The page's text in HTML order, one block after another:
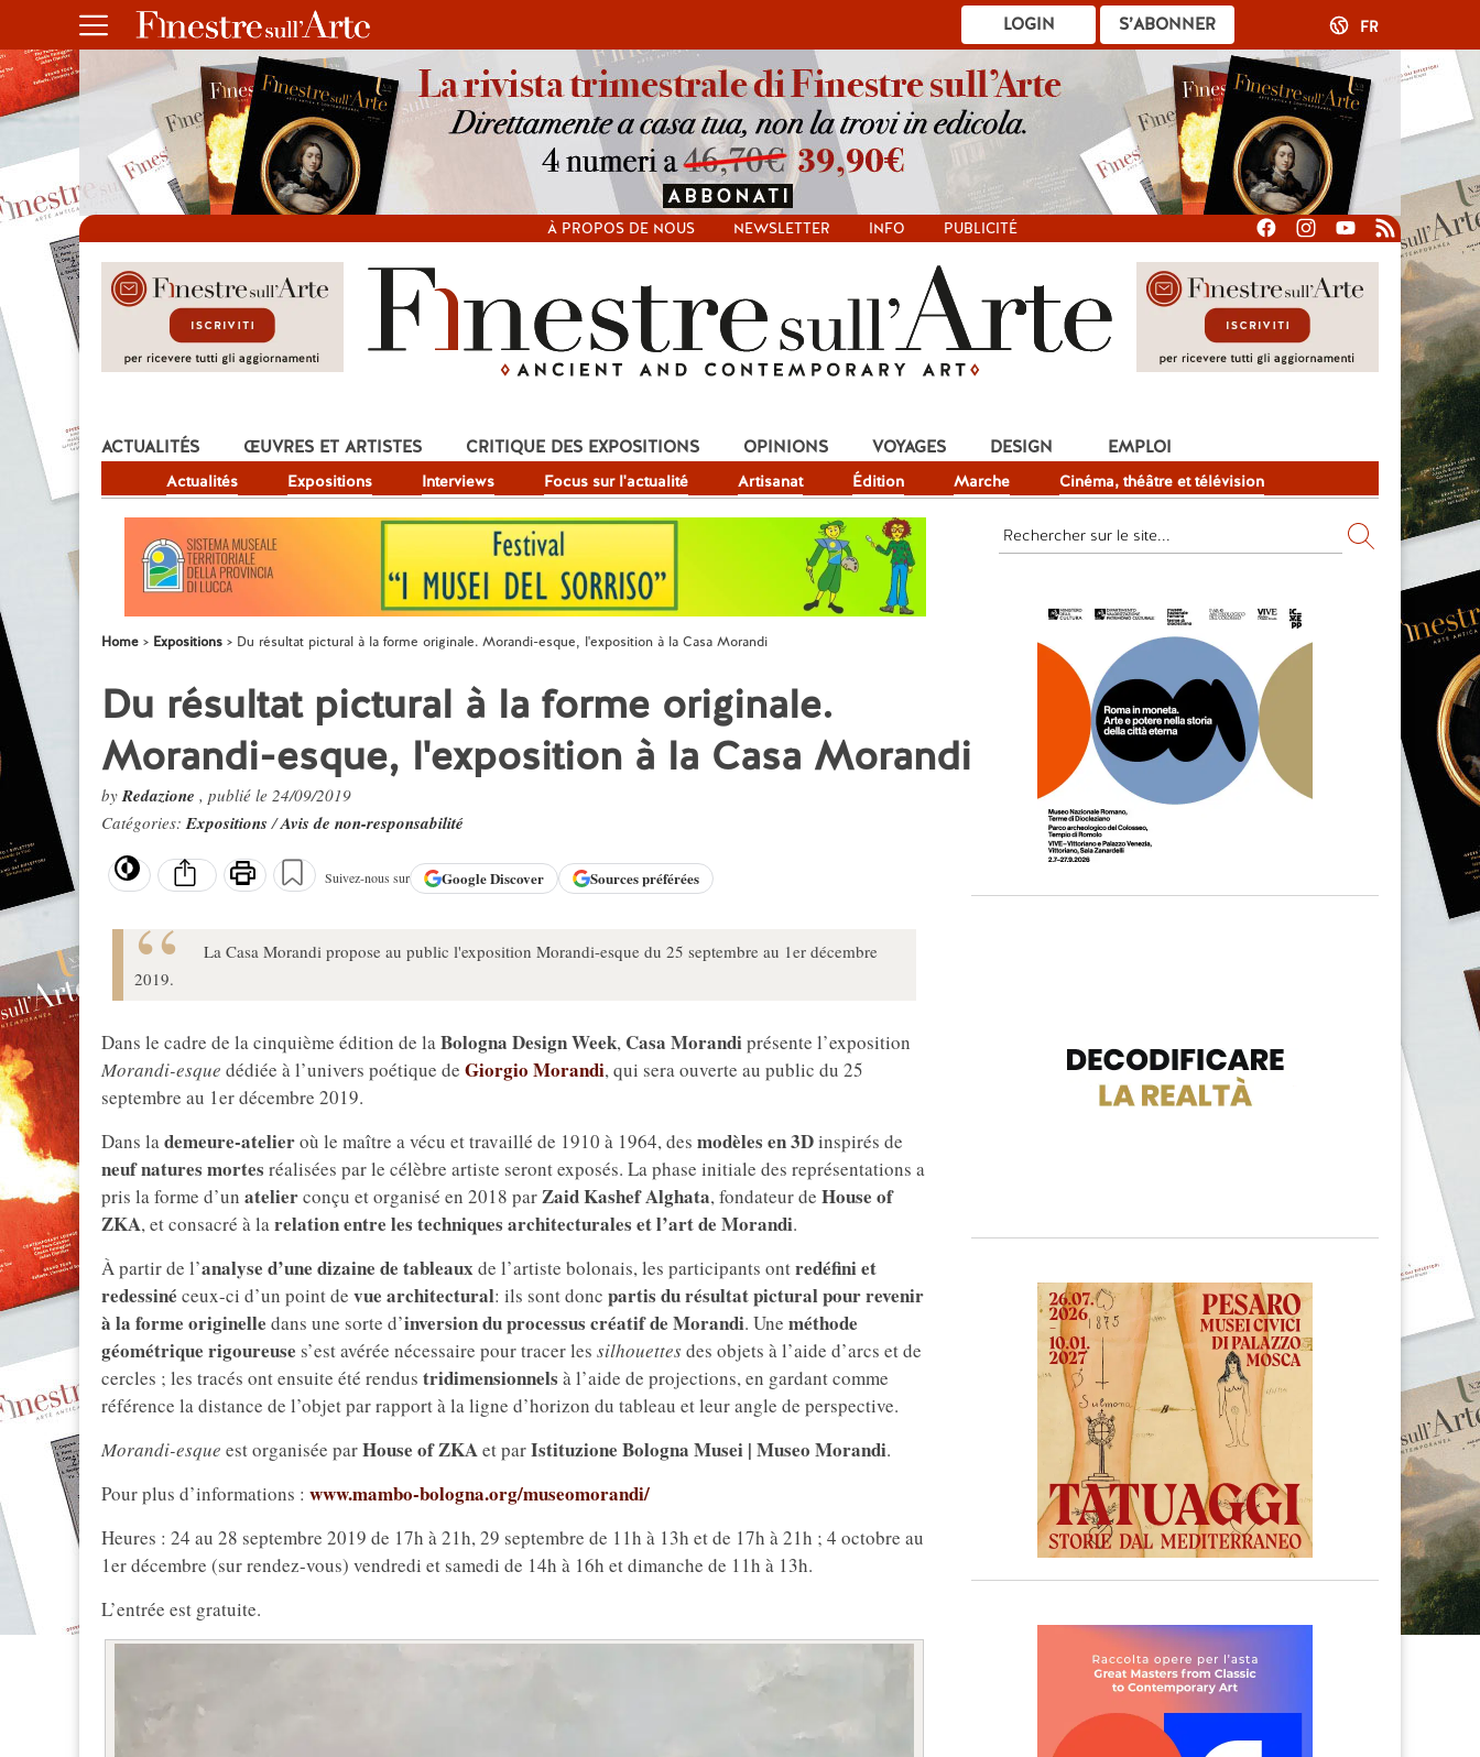
S’ABONNER
LOGIN FR
À PROPOS DE NOUS NEWSLETTER INFO PUBLICITÉ
ACTUALITÉS
Actualités Expositions Interviews Focus sur l'actualité Artisanat Édition Marche Cinéma, théâtre et télévision
ŒUVRES ET ARTISTES CRITIQUE DES EXPOSITIONS OPINIONS VOYAGES DESIGN EMPLOI
Home Expositions Du résultat pictural à la forme originale. Morandi-esque, l'exposition à la Casa Morandi
Du résultat pictural à la forme originale.
Morandi-esque, l'exposition à la Casa Morandi
byRedazione , publié le 24/09/2019
Catégories:Expositions/Avis de non-responsabilité
Suivez-nous sur GoogleDiscover Sources préférées
La Casa Morandi propose au public l'exposition Morandi-esque du 25 septembre au 1er décembre
2019.
Dans le cadre de la cinquième édition de laBologna Design Week, Casa Morandiprésente l’exposition
Morandi-esque dédiée à l’univers poétique de Giorgio Morandi, qui sera ouverte au public du 25
septembre au 1er décembre 2019.
Dans lademeure-atelieroù le maître a vécu et travaillé de 1910 à 1964, des modèles en 3Dinspirés de
neuf natures mortes réalisées par le célèbre artiste seront exposés. La phase initiale des représentations a
pris la forme d’un atelierconçu et organisé en 2018 parZaid Kashef Alghata, fondateur de House of
ZKA, et consacré à larelation entre les techniques architecturales et l’art de Morandi.
À partir de l’analyse d’une dizaine de tableaux de l’artiste bolonais, les participants ontredéfini et
redessiné ceux-ci d’un point de vue architectural: ils sont donc partis du résultat pictural pour revenir
à la forme originelle dans une sorte d’inversion du processus créatif de Morandi. Une méthode
géométrique rigoureuse s’est avérée nécessaire pour tracer les silhouettesdes objets à l’aide d’arcs et de
cercles ; les tracés ont ensuite été rendus tridimensionnels à l’aide de projections, en gardant comme
référence la distance de l’objet par rapport à la ligne d’horizon du tableau et leur angle de perspective.
Morandi-esque est organisée parHouse of ZKAet parIstituzione Bologna Musei | Museo Morandi.
Pour plus d’informations : www.mambo-bologna.org/museomorandi/
Heures : 24 au 28 septembre 2019 de 17h à 21h, 29 septembre de 11h à 13h et de 17h à 21h ; 4 octobre au
1er décembre (sur rendez-vous) vendredi et samedi de 14h à 16h et dimanche de 11h à 13h.
L’entrée est gratuite.